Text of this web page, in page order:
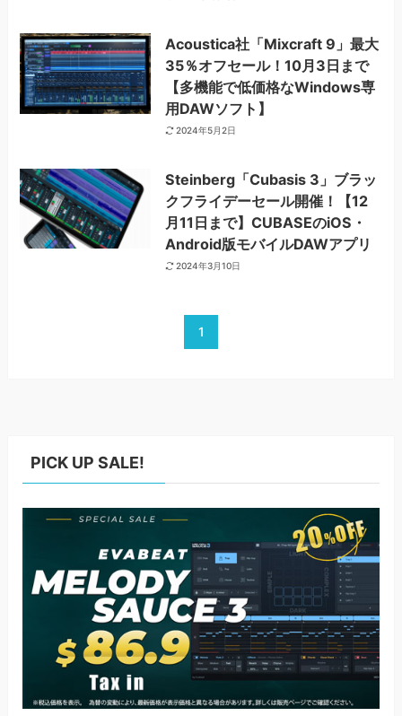
Acoustica社「Mixcraft 9」最大
35％オフセール！10月3日まで
【多機能で低価格なWindows専
用DAWソフト】
2024年5月2日
Steinberg「Cubasis 3」ブラッ
クフライデーセール開催！【12
月11日まで】CUBASEのiOS・
Android版モバイルDAWアプリ
2024年3月10日
1
PICK UP SALE!